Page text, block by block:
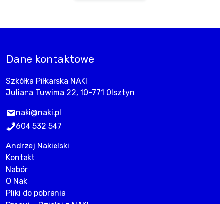
Dane kontaktowe
Szkółka Piłkarska NAKI
Juliana Tuwima 22, 10-771 Olsztyn
naki@naki.pl
604 532 547
Andrzej Nakielski
Kontakt
Nabór
O Naki
Pliki do pobrania